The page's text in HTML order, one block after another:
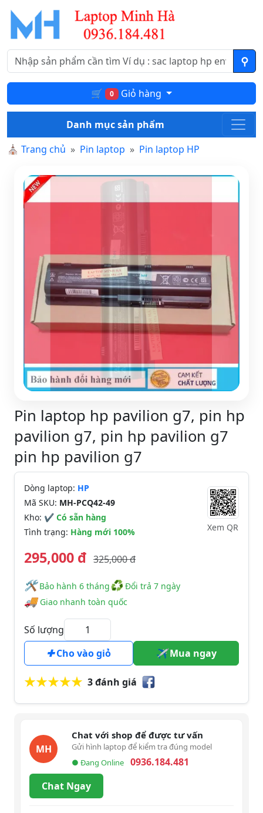
🛒 0 Giỏ hàng
Danh mục sản phẩm
⛪ Trang chủ Pin laptop Pin laptop HP
Pin laptop hp pavilion g7, pin hp
pavilion g7, pin hp pavilion g7
pin hp pavilion g7
Dòng laptop: HP
Mã SKU: MH-PCQ42-49
Kho: ✔ Có sẵn hàng
Tình trạng: Hàng mới 100% Xem QR
295,000 đ 325,000 đ
🛠️️ Bảo hành 6 tháng♻Đổi trả 7 ngày
🚚Giao nhanh toàn quốc
Số lượng
Cho vào giỏ
Mua ngay
3 đánh giá
MH
Chat với shop để được tư vấn
Gửi hình laptop để kiểm tra đúng model
● Đang Online
0936.184.481
Chat Ngay